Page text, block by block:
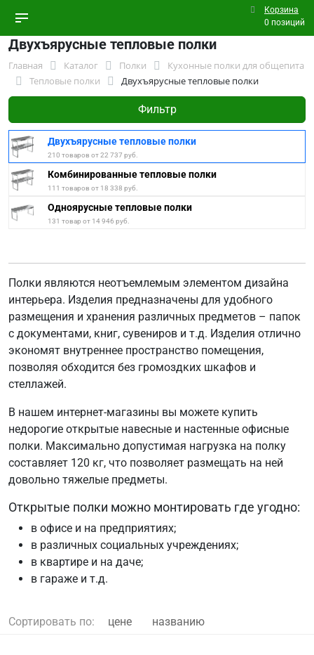
Корзина
0 позиций
Двухъярусные тепловые полки
Главная Каталог Полки
Кухонные полки для общепита
Тепловые полки
Двухъярусные тепловые полки
Фильтр
Двухъярусные тепловые полки
210 товаров от 22 737 руб.
Комбинированные тепловые полки
111 товаров от 18 338 руб.
Одноярусные тепловые полки
131 товар от 14 946 руб.
Полки являются неотъемлемым элементом дизайна
интерьера. Изделия предназначены для удобного
размещения и хранения различных предметов – папок
с документами, книг, сувениров и т.д. Изделия отлично
экономят внутреннее пространство помещения,
позволяя обходится без громоздких шкафов и
стеллажей.
В нашем интернет-магазины вы можете купить
недорогие открытые навесные и настенные офисные
полки. Максимально допустимая нагрузка на полку
составляет 120 кг, что позволяет размещать на ней
довольно тяжелые предметы.
Открытые полки можно монтировать где угодно:
в офисе и на предприятиях;
в различных социальных учреждениях;
в квартире и на даче;
в гараже и т.д.
Сортировать по: цене названию